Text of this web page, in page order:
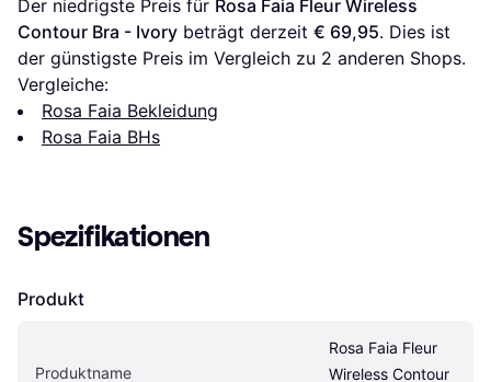
Der niedrigste Preis für Rosa Faia Fleur Wireless
Contour Bra - Ivory beträgt derzeit € 69,95. Dies ist
der günstigste Preis im Vergleich zu 2 anderen Shops.
Vergleiche:
Rosa Faia Bekleidung
Rosa Faia BHs
Spezifikationen
Produkt
Produktname
Rosa Faia Fleur
Wireless Contour